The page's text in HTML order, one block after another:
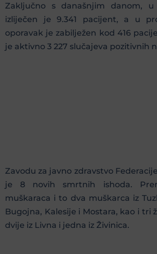
Zaključno s današnjim danom, u
izliječen je 9.341 pacijent, a u
oporavak je zabilježen kod 416
je aktivno 3 227 slučajeva pozitivnih
Zavodu za javno zdravstvo
je 8 novih smrtnih ishoda.
muškaraca i to dva muškarca iz
Bugojna, Kalesije i Mostara, kao i tri
dvije iz Livna i jedna iz Živinica.